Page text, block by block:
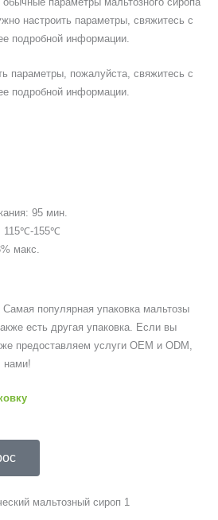
настроить параметры, свяжитесь с
подробной информации.
параметры, пожалуйста, свяжитесь с
подробной информации.
95 мин.
115℃-155℃
макс.
Самая популярная упаковка мальтозы
есть другая упаковка. Если вы
предоставляем услуги OEM и ODM,
нами!